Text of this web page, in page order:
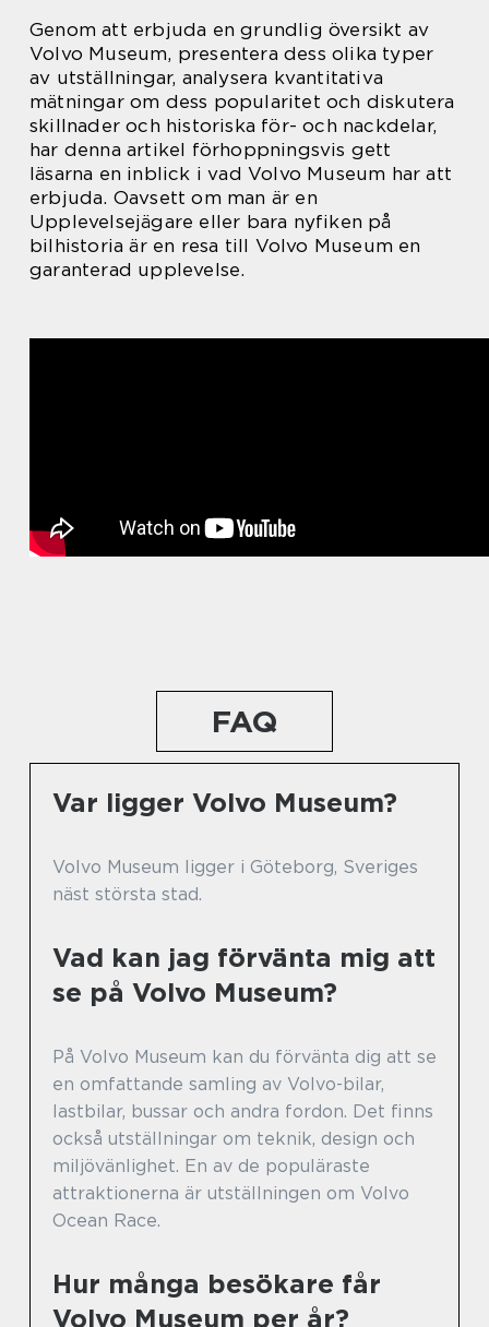
Genom att erbjuda en grundlig översikt av
Volvo Museum, presentera dess olika typer
av utställningar, analysera kvantitativa
mätningar om dess popularitet och diskutera
skillnader och historiska för- och nackdelar,
har denna artikel förhoppningsvis gett
läsarna en inblick i vad Volvo Museum har att
erbjuda. Oavsett om man är en
Upplevelsejägare eller bara nyfiken på
bilhistoria är en resa till Volvo Museum en
garanterad upplevelse.
FAQ
Var ligger Volvo Museum?
Volvo Museum ligger i Göteborg, Sveriges
näst största stad.
Vad kan jag förvänta mig att
se på Volvo Museum?
På Volvo Museum kan du förvänta dig att se
en omfattande samling av Volvo-bilar,
lastbilar, bussar och andra fordon. Det finns
också utställningar om teknik, design och
miljövänlighet. En av de populäraste
attraktionerna är utställningen om Volvo
Ocean Race.
Hur många besökare får
Volvo Museum per år?